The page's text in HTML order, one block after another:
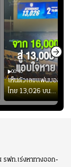
00:40
เห็นตัวเลขแฟนบอล
ไทย 13,026 บน
สกอร์บอร์ดแล้วแอบ
ใจหาย น้อยกว่านัดที่
ฟท.เร่งหาทางออก-